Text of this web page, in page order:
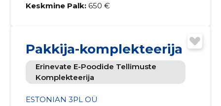
Keskmine Palk: 650 €
Pakkija-komplekteerija
Erinevate E-Poodide Tellimuste
Komplekteerija
ESTONIAN 3PL OÜ